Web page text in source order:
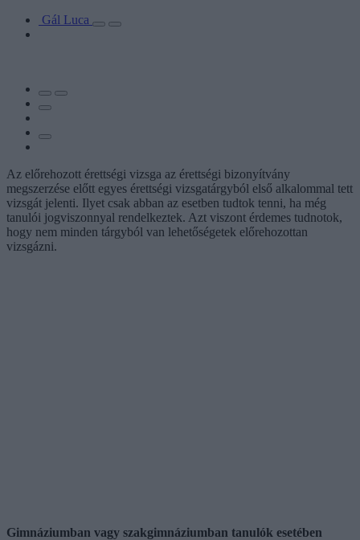
Gál Luca
Az előrehozott érettségi vizsga az érettségi bizonyítvány
megszerzése előtt egyes érettségi vizsgatárgyból első alkalommal tett
vizsgát jelenti. Ilyet csak abban az esetben tudtok tenni, ha még
tanulói jogviszonnyal rendelkeztek. Azt viszont érdemes tudnotok,
hogy nem minden tárgyból van lehetőségetek előrehozottan
vizsgázni.
Gimnáziumban vagy szakgimnáziumban tanulók esetében